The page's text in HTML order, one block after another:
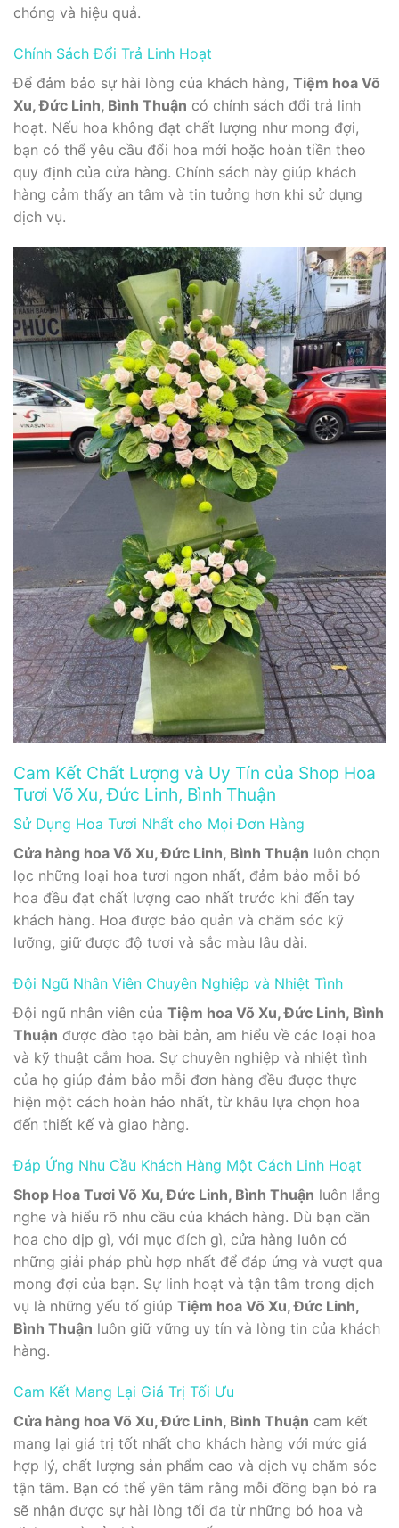
chóng và hiệu quả.
Chính Sách Đổi Trả Linh Hoạt
Để đảm bảo sự hài lòng của khách hàng, Tiệm hoa Võ
Xu, Đức Linh, Bình Thuận có chính sách đổi trả linh
hoạt. Nếu hoa không đạt chất lượng như mong đợi,
bạn có thể yêu cầu đổi hoa mới hoặc hoàn tiền theo
quy định của cửa hàng. Chính sách này giúp khách
hàng cảm thấy an tâm và tin tưởng hơn khi sử dụng
dịch vụ.
Cam Kết Chất Lượng và Uy Tín của Shop Hoa
Tươi Võ Xu, Đức Linh, Bình Thuận
Sử Dụng Hoa Tươi Nhất cho Mọi Đơn Hàng
Cửa hàng hoa Võ Xu, Đức Linh, Bình Thuận luôn chọn
lọc những loại hoa tươi ngon nhất, đảm bảo mỗi bó
hoa đều đạt chất lượng cao nhất trước khi đến tay
khách hàng. Hoa được bảo quản và chăm sóc kỹ
lưỡng, giữ được độ tươi và sắc màu lâu dài.
Đội Ngũ Nhân Viên Chuyên Nghiệp và Nhiệt Tình
Đội ngũ nhân viên của Tiệm hoa Võ Xu, Đức Linh, Bình
Thuận được đào tạo bài bản, am hiểu về các loại hoa
và kỹ thuật cắm hoa. Sự chuyên nghiệp và nhiệt tình
của họ giúp đảm bảo mỗi đơn hàng đều được thực
hiện một cách hoàn hảo nhất, từ khâu lựa chọn hoa
đến thiết kế và giao hàng.
Đáp Ứng Nhu Cầu Khách Hàng Một Cách Linh Hoạt
Shop Hoa Tươi Võ Xu, Đức Linh, Bình Thuận luôn lắng
nghe và hiểu rõ nhu cầu của khách hàng. Dù bạn cần
hoa cho dịp gì, với mục đích gì, cửa hàng luôn có
những giải pháp phù hợp nhất để đáp ứng và vượt qua
mong đợi của bạn. Sự linh hoạt và tận tâm trong dịch
vụ là những yếu tố giúp Tiệm hoa Võ Xu, Đức Linh,
Bình Thuận luôn giữ vững uy tín và lòng tin của khách
hàng.
Cam Kết Mang Lại Giá Trị Tối Ưu
Cửa hàng hoa Võ Xu, Đức Linh, Bình Thuận cam kết
mang lại giá trị tốt nhất cho khách hàng với mức giá
hợp lý, chất lượng sản phẩm cao và dịch vụ chăm sóc
tận tâm. Bạn có thể yên tâm rằng mỗi đồng bạn bỏ ra
sẽ nhận được sự hài lòng tối đa từ những bó hoa và